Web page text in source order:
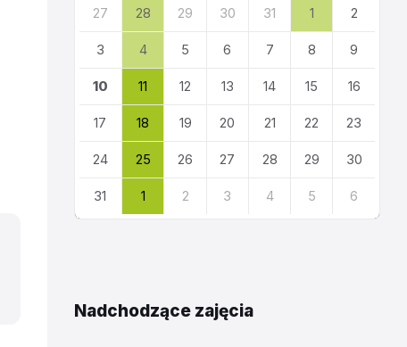
dni
kalendarza
27 28 29 30 31 1 2
3 4 5 6 7 8 9
10 11 12 13 14 15 16
17 18 19 20 21 22 23
24 25 26 27 28 29 30
31 1 2 3 4 5 6
Nadchodzące zajęcia